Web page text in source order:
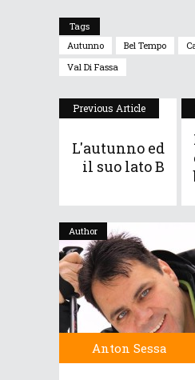
Tags
Autunno
Bel Tempo
Val Di Fassa
Previous Article
L'autunno ed
il suo lato B
Author
Anton Sessa